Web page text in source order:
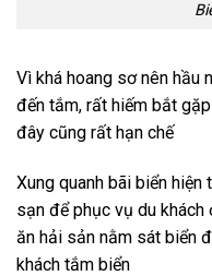
Vì khá hoang sơ nên hầu
đến tắm, rất hiếm bắt
đây cũng rất hạn chế
Xung quanh bãi biển hiện
sạn để phục vụ du
ăn hải sản nằm sát biển
khách tắm biển